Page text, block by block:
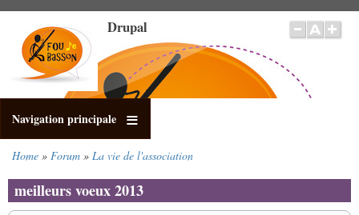
contenuto
principale
Drupal
Navigation principale
di
pane
Home Forum La vie de l'association
meilleurs voeux 2013